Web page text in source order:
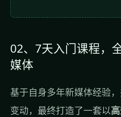
02、7天入门课程，
媒体
基于自身多年新媒体经验
变动，最终打造了一套以